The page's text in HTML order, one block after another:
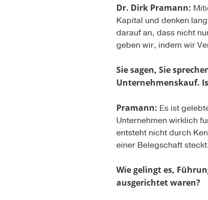
Dr. Dirk Pramann:
Kapital und denken
darauf an, dass nicht
geben wir, indem wir
Sie sagen, Sie
Unternehmenskauf.
Pramann: Es ist
Unternehmen wirklich
entsteht nicht durch
einer Belegschaft
Wie gelingt es,
ausgerichtet waren?